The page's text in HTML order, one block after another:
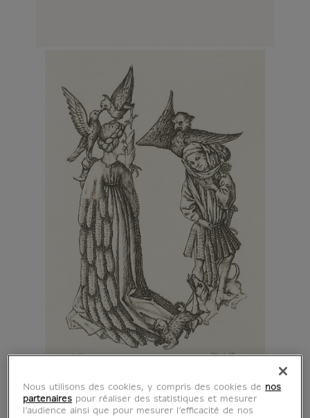
Nous utilisons des cookies, y compris des cookies de nos
partenaires pour réaliser des statistiques et mesurer
l’audience ainsi que pour mesurer l’efficacité de nos